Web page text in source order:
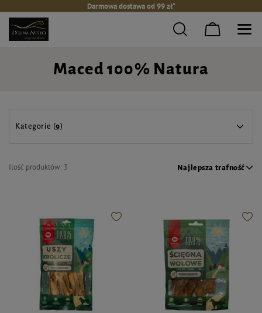
Darmowa dostawa od 99 zł*
Maced 100% Natura
Kategorie (9)
Ilość produktów: 3 Najlepsza trafność